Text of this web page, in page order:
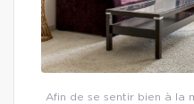
Afin de se sentir bien à la